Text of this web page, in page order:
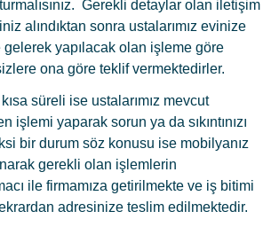
Gerekli detaylar olan iletişim
alındıktan sonra ustalarımız evinize
yapılacak olan işleme göre
ona göre teklif vermektedirler.
süreli ise ustalarımız mevcut
işlemi yaparak sorun ya da sıkıntınızı
bir durum söz konusu ise mobilyanız
gerekli olan işlemlerin
ile firmamıza getirilmekte ve iş bitimi
adresinize teslim edilmektedir.